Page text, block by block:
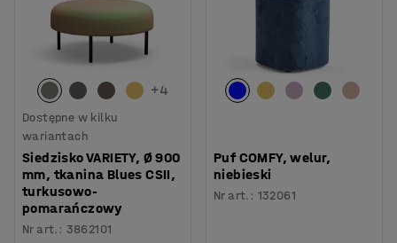
+4
Dostępne w kilku
wariantach
Siedzisko VARIETY, Ø 900
mm, tkanina Blues CSII,
turkusowo-
pomarańczowy
Nr art. : 3862101
Puf COMFY, welur,
niebieski
Nr art. : 132061